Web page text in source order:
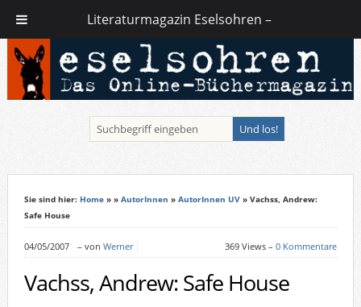
Sie sind hier: Home» » AutorInnen » AutorInnen UV» Vachss, Andrew:
Safe House
04/05/2007 – von Werner 369 Views –0 Kommentare
Vachss, Andrew: Safe House
Literaturmagazin Eselsohren –